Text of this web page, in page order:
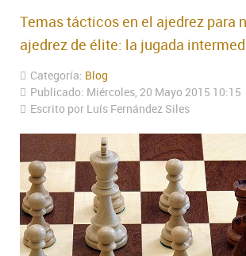
Temas tácticos en el ajedrez para
ajedrez de élite: la jugada
Categoría: Blog
Publicado: Miércoles, 20 Mayo 2015 10:15
Escrito por Luís Fernández Siles